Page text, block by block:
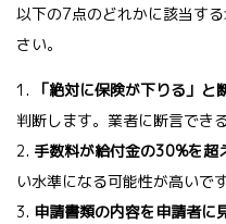
以下の7点のどれかに該当す
さい。
1. 「絶対に保険が下りる」と
判断します。業者に断言でき
2. 手数料が給付金の30%を超
い水準になる可能性が高いで
3. 申請書類の内容を申請者に